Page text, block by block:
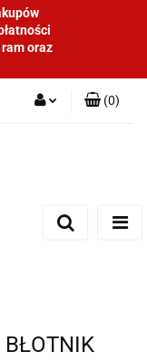
oraz
(0)
BŁOTNIK